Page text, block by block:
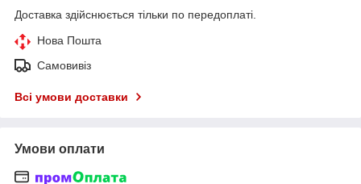
Доставка здійснюється тільки по передоплаті.
Нова Пошта
Самовивіз
Всі умови доставки
Умови оплати